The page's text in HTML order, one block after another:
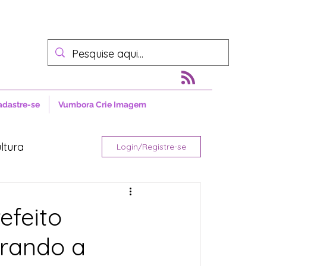
se Vumbora Crie Imagem
Lula
Login/Registre-se
a